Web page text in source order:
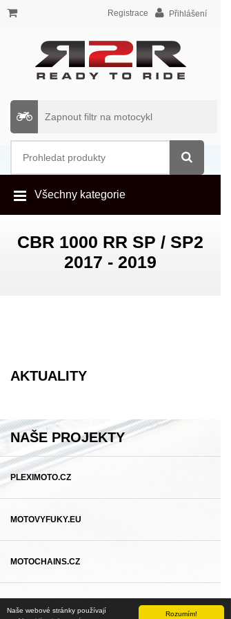
Rozumím!
Naše webové stránky používají
Přihlášení
Registrace
Zapnout filtr na motocykl
Všechny kategorie
CBR 1000 RR SP / SP2
2017 - 2019
AKTUALITY
NAŠE PROJEKTY
PLEXIMOTO.CZ
MOTOVYFUKY.EU
MOTOCHAINS.CZ